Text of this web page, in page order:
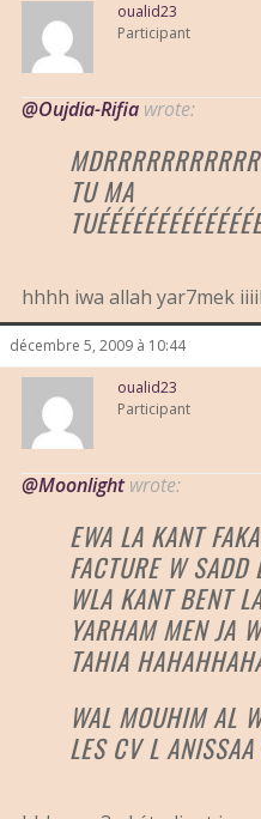
oualid23
Participant
@Oujdia-Rifia wrote:
TU MA
hhhh iwa allah yar7mek
décembre 5, 2009 à 10:44
oualid23
Participant
@Moonlightwrote:
EWA LA KANT
FACTURE W
WLA KANT BENT
YARHAM MEN JA
TAHIA
WAL MOUHIM AL
LES CV L ANISSAA